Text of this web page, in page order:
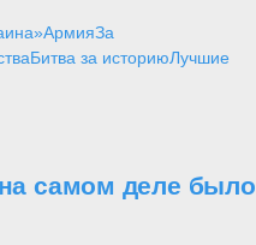
АрмияЗа
Битва за историюЛучшие
самом деле было